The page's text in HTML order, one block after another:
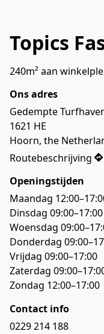
Topics
240m² aan
Ons adres
Gedempte
1621 HE
Hoorn, the
Routebeschrijving
Openingstijden
Maandag
Dinsdag 09:00–17:00
Woensdag
Donderdag
Vrijdag 09:00–17:00
Zaterdag
Zondag 12:00–17:00
Contact info
0229 214 188